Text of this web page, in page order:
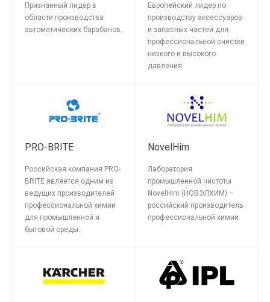
Признанный лидер в
области производства
автоматических барабанов.
Европейский лидер по
производству аксессуаров
и запасных частей для
профессиональной очистки
низкого и высокого
давления.
PRO-BRITE
Российская компания PRO-
BRITE является одним из
ведущих производителей
профессиональной химии
для промышленной и
бытовой среды.
NovelHim
Лаборатория
промышленной чистоты
NovelHim (НОВЭЛХИМ) –
российский производитель
профессиональной химии.